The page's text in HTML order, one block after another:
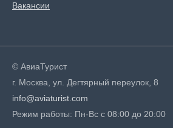
Вакансии
© АвиаТурист
г. Москва, ул. Дегтярный переулок, 8
info@aviaturist.com
Режим работы: Пн-Вс с 08:00 до 20:00